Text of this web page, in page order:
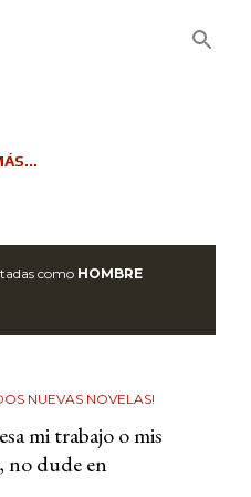
como HOMBRE
NUEVAS NOVELAS!
mi trabajo o mis
no dude en